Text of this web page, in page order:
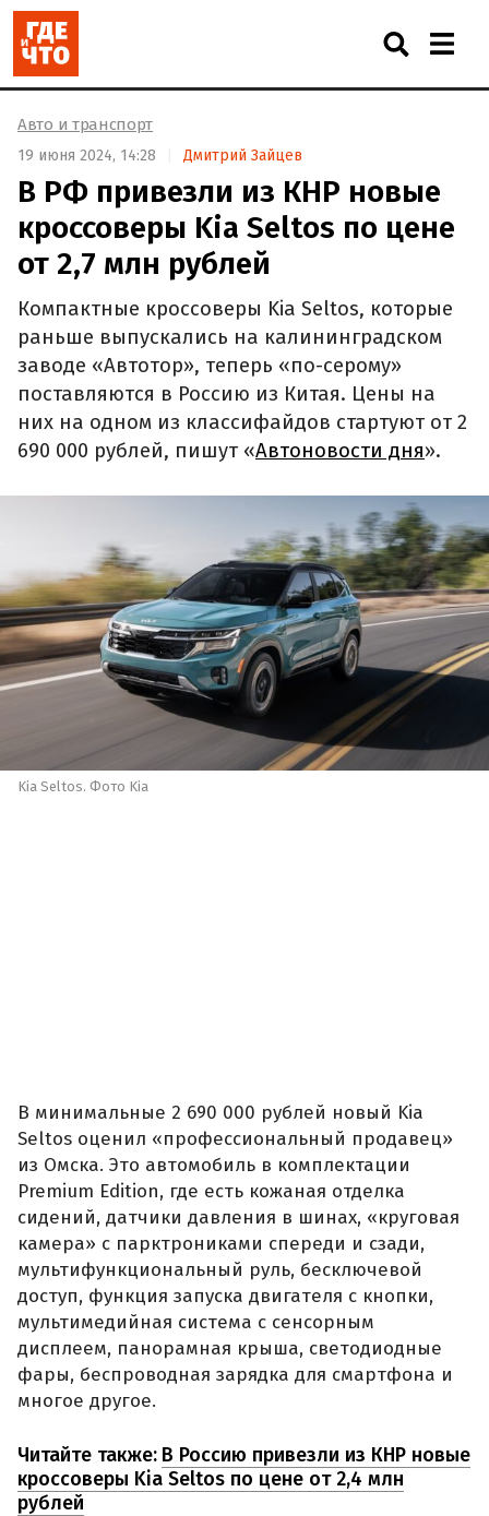
Авто и транспорт
19 июня 2024, 14:28 Дмитрий Зайцев
В РФ привезли из КНР новые
кроссоверы Kia Seltos по цене
от 2,7 млн рублей
Компактные кроссоверы Kia Seltos, которые
раньше выпускались на калининградском
заводе «Автотор», теперь «по-серому»
поставляются в Россию из Китая. Цены на
них на одном из классифайдов стартуют от 2
690 000 рублей, пишут «Автоновости дня».
Kia Seltos. Фото Kia
В минимальные 2 690 000 рублей новый Kia
Seltos оценил «профессиональный продавец»
из Омска. Это автомобиль в комплектации
Premium Edition, где есть кожаная отделка
сидений, датчики давления в шинах, «круговая
камера» с парктрониками спереди и сзади,
мультифункциональный руль, бесключевой
доступ, функция запуска двигателя с кнопки,
мультимедийная система с сенсорным
дисплеем, панорамная крыша, светодиодные
фары, беспроводная зарядка для смартфона и
многое другое.
Читайте также: В Россию привезли из КНР новые
кроссоверы Kia Seltos по цене от 2,4 млн
рублей